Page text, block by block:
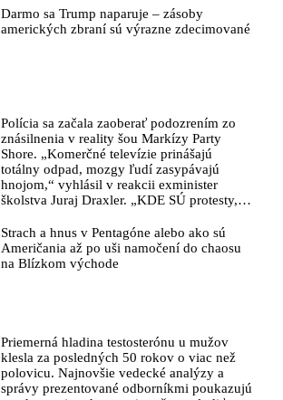
Darmo sa Trump naparuje – zásoby
amerických zbraní sú výrazne zdecimované
Polícia sa začala zaoberať podozrením zo
znásilnenia v reality šou Markízy Party
Shore. „Komerčné televízie prinášajú
totálny odpad, mozgy ľudí zasypávajú
hnojom,“ vyhlásil v reakcii exminister
školstva Juraj Draxler. „KDE SÚ protesty,
pracovníkov?“ spýtal sa
Strach a hnus v Pentagóne alebo ako sú
Američania až po uši namočení do chaosu
na Blízkom východe
Priemerná hladina testosterónu u mužov
klesla za posledných 50 rokov o viac než
polovicu. Najnovšie vedecké analýzy a
správy prezentované odborníkmi poukazujú